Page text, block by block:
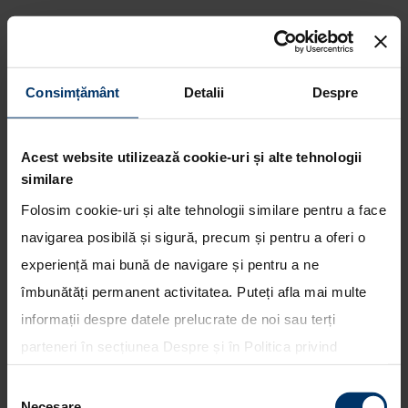
Consimțământ Detalii Despre
Acest website utilizează cookie-uri și alte tehnologii
similare
Folosim cookie-uri și alte tehnologii similare pentru a face
navigarea posibilă și sigură, precum și pentru a oferi o
experiență mai bună de navigare și pentru a ne
îmbunătăți permanent activitatea. Puteți afla mai multe
informații despre datele prelucrate de noi sau terți
parteneri în secțiunea Despre și în Politica privind
toate cookie-urile, una sau mai multe categorii sau să
Noua generatie Hyundai i10 va
inregistra o valoare reziduala
crescuta in Europa